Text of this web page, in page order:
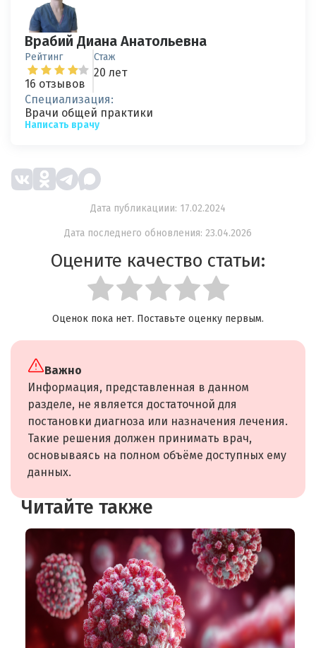
Врабий Диана Анатольевна
Рейтинг
16 отзывов
Стаж
20 лет
Специализация:
Врачи общей практики
Написать врачу
Дата публикациии: 17.02.2024
Дата последнего обновления: 23.04.2026
Оцените качество статьи:
Оценок пока нет. Поставьте оценку первым.
Важно
Информация, представленная в данном
разделе, не является достаточной для
постановки диагноза или назначения лечения.
Такие решения должен принимать врач,
основываясь на полном объёме доступных ему
данных.
Читайте также